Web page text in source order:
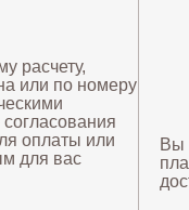
Вы
расчету,
или по номеру
оплаты или
для вас